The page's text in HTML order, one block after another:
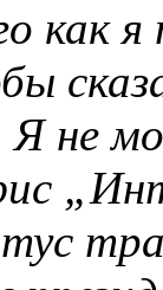
как
не